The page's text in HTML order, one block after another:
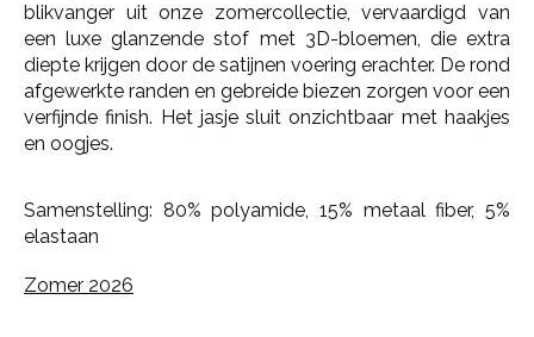
blikvanger uit onze zomercollectie, vervaardigd van
een luxe glanzende stof met 3D-bloemen, die extra
diepte krijgen door de satijnen voering erachter. De rond
afgewerkte randen en gebreide biezen zorgen voor een
verfijnde finish. Het jasje sluit onzichtbaar met haakjes
en oogjes.
Samenstelling: 80% polyamide, 15% metaal fiber, 5%
elastaan
Zomer 2026